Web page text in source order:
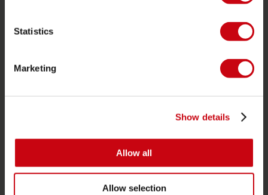
Statistics
Marketing
Show details
Allow all
Allow selection
SUP
Kayaks
Kleding & schoenen